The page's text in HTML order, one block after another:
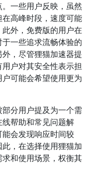
一些用户反映，虽然
高峰时段，速度可能
外，免费版的用户在
一些追求流畅体验的
，尽管狸猫加速器提
户对其安全性表示担
可能会希望使用更为
分用户提及为一个需
帮助和常见问题解
会发现响应时间较
，在选择使用狸猫加
和使用场景，权衡其